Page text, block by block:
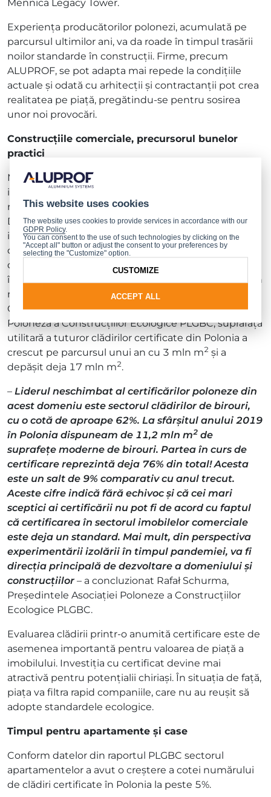
Mennica Legacy Tower.
Experiența producătorilor polonezi, acumulată pe
parcursul ultimilor ani, va da roade în timpul trasării
noilor standarde în construcții. Firme, precum
ALUPROF, se pot adapta mai repede la condițiile
actuale și odată cu arhitecții și contractanții pot crea
realitatea pe piață, pregătindu-se pentru sosirea
unor noi provocări.
Construcțiile comerciale, precursorul bunelor
practici
Modalitatea de clasificare a clădirilor prin prisma
impactului lor asupra oamenilor și mediului este
reprezentată de sistemele de certificare (BREEAM,
DGNB, HQE, LEED, WELL), admise ca metode
internaționale de evaluare a clădirilor verzi. Harta
clădirilor sustenabile din Polonia se completează
dinamic, iar această țară rămâne lider al certificărilor
în Europa Centrală și de Sud-Est. Așa cum rezultă din
raportul publicat deja pentru a 5-a oară, „Certificarea
Clădirilor Verzi în Cifre 2020”, pregătită de Asociația
Poloneză a Construcțiilor Ecologice PLGBC, suprafața
utilitară a tuturor clădirilor certificate din Polonia a
crescut pe parcursul unui an cu 3 mln m2 și a
depășit deja 17 mln m2.
– Liderul neschimbat al certificărilor poloneze din
acest domeniu este sectorul clădirilor de birouri,
cu o cotă de aproape 62%. La sfârșitul anului 2019
în Polonia dispuneam de 11,2 mln m2 de
suprafețe moderne de birouri. Partea în curs de
certificare reprezintă deja 76% din total! Acesta
este un salt de 9% comparativ cu anul trecut.
Aceste cifre indică fără echivoc și că cei mari
sceptici ai certificării nu pot fi de acord cu faptul
că certificarea în sectorul imobilelor comerciale
este deja un standard. Mai mult, din perspectiva
experimentării izolării în timpul pandemiei, va fi
direcția principală de dezvoltare a domeniului și
construcțiilor – a concluzionat Rafał Schurma,
Președintele Asociației Poloneze a Construcțiilor
Ecologice PLGBC.
Evaluarea clădirii printr-o anumită certificare este de
asemenea importantă pentru valoarea de piață a
imobilului. Investiția cu certificat devine mai
atractivă pentru potențialii chiriași. În situația de față,
piața va filtra rapid companiile, care nu au reușit să
adopte standardele ecologice.
Timpul pentru apartamente și case
Conform datelor din raportul PLGBC sectorul
apartamentelor a avut o creștere a cotei numărului
de clădiri certificate în Polonia la peste 5%.
This website uses cookies
The website uses cookies to provide services in accordance with our
GDPR Policy.
You can consent to the use of such technologies by clicking on the
"Accept all" button or adjust the consent to your preferences by
selecting the "Customize" option.
ACCEPT ALL
CUSTOMIZE